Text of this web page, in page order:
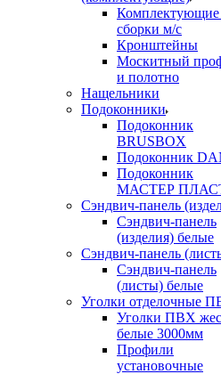
Комплектующие
сборки м/с
Кронштейны
Москитный
и полотно
Нащельники
Подоконники
Подоконник
BRUSBOX
Подоконник
Подоконник
МАСТЕР
Сэндвич-панель
Сэндвич-панель
(изделия) белые
Сэндвич-панель
Сэндвич-панель
(листы) белые
Уголки отделочные
Уголки ПВХ
белые 3000мм
Профили
установочные